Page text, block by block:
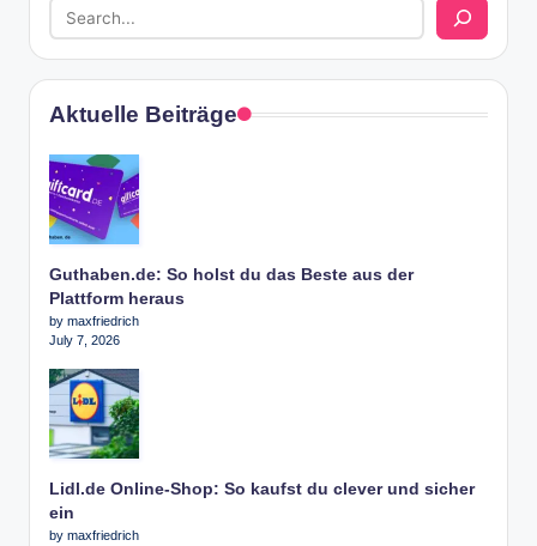
Aktuelle Beiträge
Guthaben.de: So holst du das Beste aus der
Plattform heraus
by maxfriedrich
July 7, 2026
Lidl.de Online-Shop: So kaufst du clever und sicher
ein
by maxfriedrich